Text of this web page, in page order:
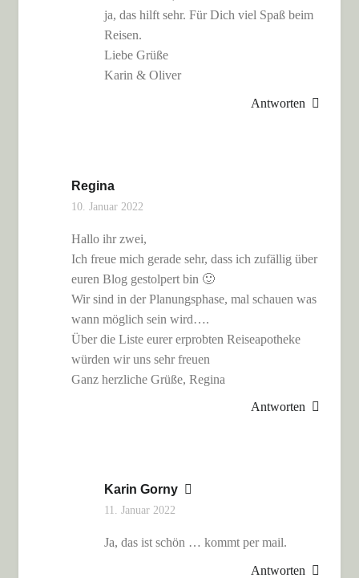
ja, das hilft sehr. Für Dich viel Spaß beim
Reisen.
Liebe Grüße
Karin & Oliver
Antworten
Regina
10. Januar 2022
Hallo ihr zwei,
Ich freue mich gerade sehr, dass ich zufällig über
euren Blog gestolpert bin 🙂
Wir sind in der Planungsphase, mal schauen was
wann möglich sein wird….
Über die Liste eurer erprobten Reiseapotheke
würden wir uns sehr freuen
Ganz herzliche Grüße, Regina
Antworten
Karin Gorny
11. Januar 2022
Ja, das ist schön … kommt per mail.
Antworten